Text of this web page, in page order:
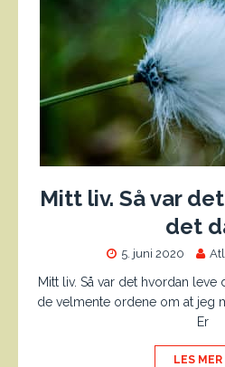
Mitt liv. Så var
det
5. juni 2020
Mitt liv. Så var det hvordan
de velmente ordene om at jeg
Er
LES MER